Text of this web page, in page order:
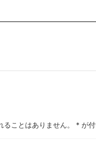
ことはありません。 * が